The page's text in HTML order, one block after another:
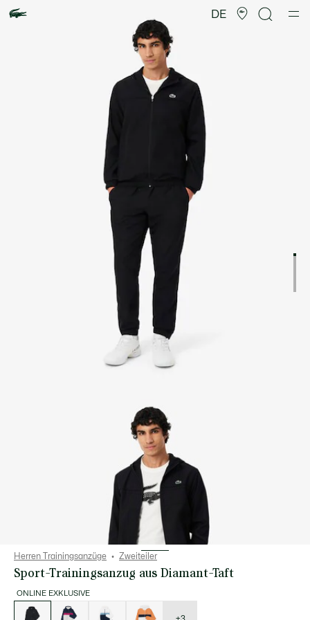
DE
Herren Trainingsanzüge Zweiteiler
Sport-Trainingsanzug aus Diamant-Taft
ONLINE EXKLUSIVE
Varianten